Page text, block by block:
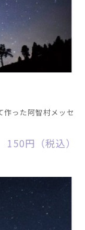
作った阿智村メッセ
150円（税込）